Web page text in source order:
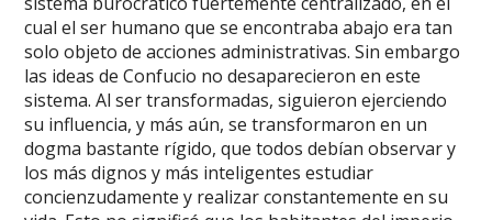
cual el ser humano que se encontraba abajo era tan
solo objeto de acciones administrativas. Sin embargo
las ideas de Confucio no desaparecieron en este
sistema. Al ser transformadas, siguieron ejerciendo
su influencia, y más aún, se transformaron en un
dogma bastante rígido, que todos debían observar y
los más dignos y más inteligentes estudiar
concienzudamente y realizar constantemente en su